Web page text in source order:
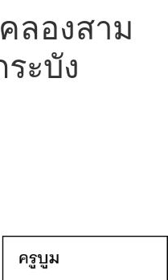
ลองสาม
ะบัง